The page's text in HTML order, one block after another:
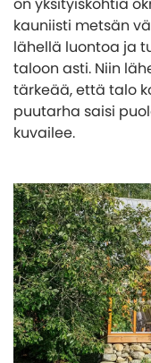
on yksityiskohtia
kauniisti metsän
lähellä luontoa ja
taloon asti. Niin
tärkeää, että talo
puutarha saisi
kuvailee.